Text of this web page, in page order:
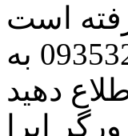
است
مراتب این مسئله را از طریق شماره تلفن 09353273300 به
دهید
اپرا